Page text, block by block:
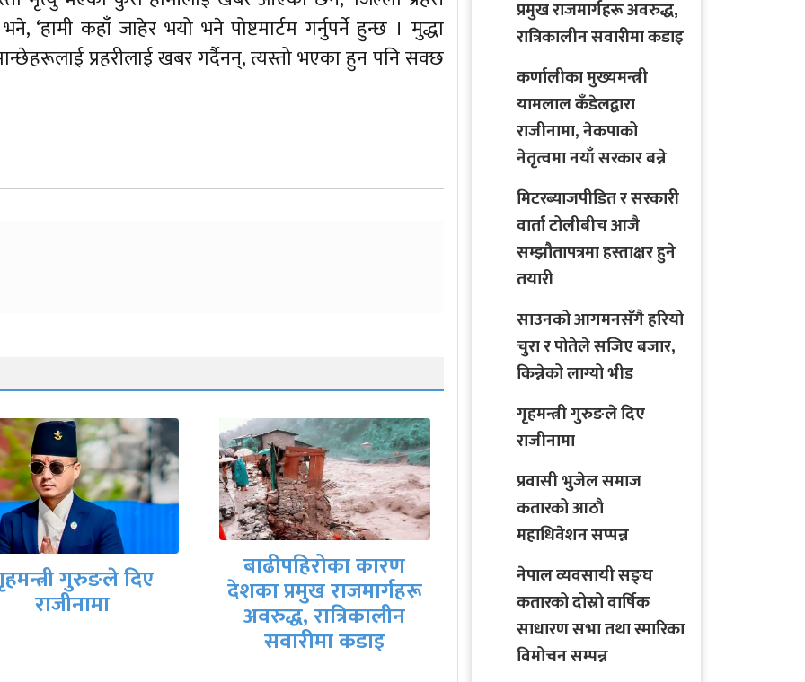
‘हामी कहाँ जाहेर भयो भने पोष्टमार्टम गर्नुपर्ने हुन्छ । मुद्धा
प्रहरीलाई खबर गर्दैनन्, त्यस्तो भएका हुन पनि सक्छ
कारण
प्रमुख राजमार्गहरू
अवरुद्ध, रात्रिकालीन
मिटरब्याजपीडित र
सरकारी वार्ता टोलीबीच
आजै सम्झौतापत्रमा
हस्ताक्षर हुने तयारी
साउनको आगमनसँगै
हरियो चुरा र पोतेले सजिए
बजार, किन्नेको लाग्यो…
प्रमुख राजमार्गहरू अवरुद्ध,
रात्रिकालीन सवारीमा कडाइ
कर्णालीका मुख्यमन्त्री
यामलाल कँडेलद्वारा
राजीनामा, नेकपाको
नेतृत्वमा नयाँ सरकार बन्ने
मिटरब्याजपीडित र सरकारी
वार्ता टोलीबीच आजै
सम्झौतापत्रमा हस्ताक्षर हुने
तयारी
साउनको आगमनसँगै हरियो
चुरा र पोतेले सजिए बजार,
किन्नेको लाग्यो भीड
गृहमन्त्री गुरुङले दिए
राजीनामा
प्रवासी भुजेल समाज
कतारको आठाै
महाधिवेशन सप्पन्न
नेपाल व्यवसायी सङ्घ
कतारको दोस्रो वार्षिक
साधारण सभा तथा स्मारिका
विमोचन सम्पन्न